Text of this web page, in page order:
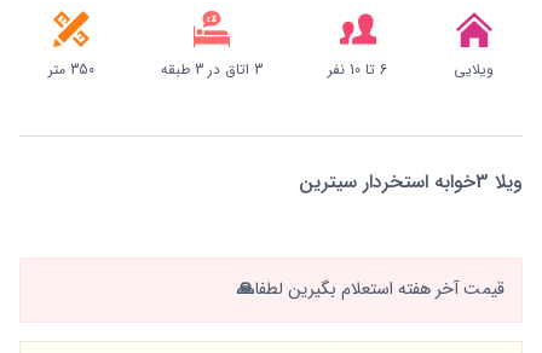
ویلایی 6 تا 10 نفر 3 اتاق در 3 طبقه 350 متر
ویلا 3خوابه استخردار سیترین
قیمت آخر هفته استعلام بگیرین لطفا🙏